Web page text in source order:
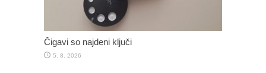
Čigavi so najdeni ključi
5. 8. 2026